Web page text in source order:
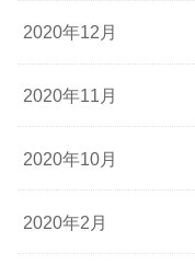
2020年12月
2020年11月
2020年10月
2020年2月